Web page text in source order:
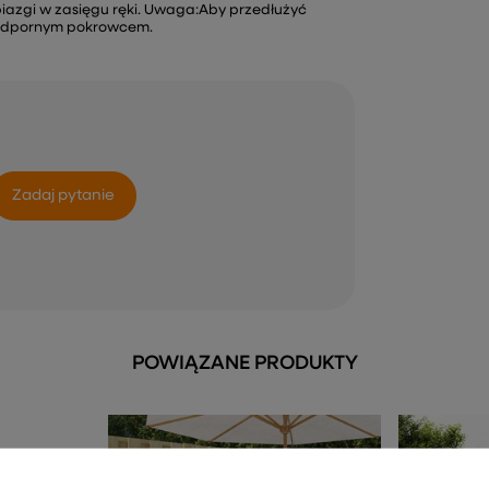
w zasięgu ręki. Uwaga:Aby przedłużyć
pokrowcem.
Zadaj pytanie
POWIĄZANE PRODUKTY